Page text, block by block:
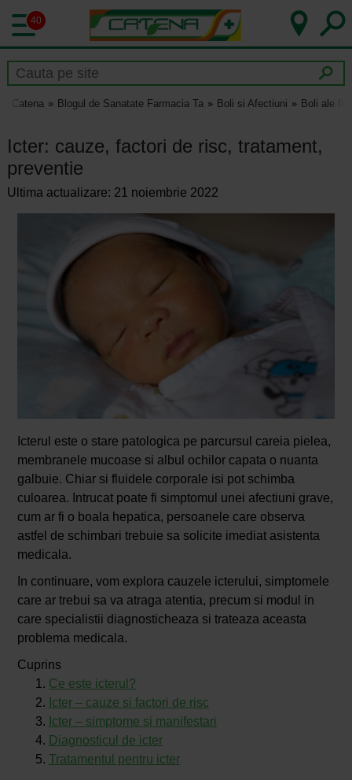
40
Catena Blogul de Sanatate Farmacia Ta Boli si Afectiuni Boli ale
Icter: cauze, factori de risc, tratament,
preventie
Ultima actualizare: 21 noiembrie 2022
Icterul este o stare patologica pe parcursul careia pielea,
membranele mucoase si albul ochilor capata o nuanta
galbuie. Chiar si fluidele corporale isi pot schimba
culoarea. Intrucat poate fi simptomul unei afectiuni grave,
cum ar fi o boala hepatica, persoanele care observa
astfel de schimbari trebuie sa solicite imediat asistenta
medicala.
In continuare, vom explora cauzele icterului, simptomele
care ar trebui sa va atraga atentia, precum si modul in
care specialistii diagnosticheaza si trateaza aceasta
problema medicala.
Cuprins
Ce este icterul?
Icter – cauze si factori de risc
Icter – simptome si manifestari
Diagnosticul de icter
Tratamentul pentru icter